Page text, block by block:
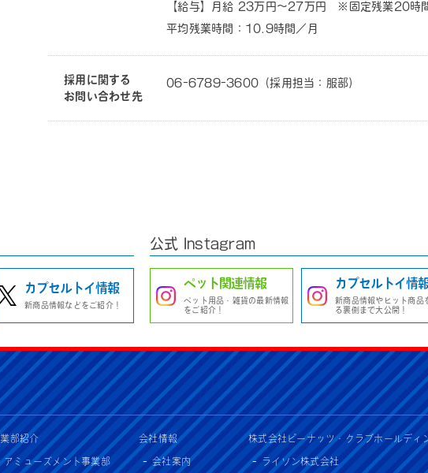
【給与】月給 23万円～27万円 ※固定残業20時
平均残業時間：10.9時間／月
採用に関する
お問い合わせ先
06-6789-3600（採用担当：服部）
カプセルトイ情報
新商品情報などをご紹介！
公式 Instagram
ペット関連情報
ペット用品・雑貨の最新情報
をご紹介！
カプセルトイ情
新商品情報やヒット商品
る裏側まで大公開！
部紹介
アミューズメント事業部
会社情報
会社案内
株式会社ピーナッツ・クラブホールディ
ライソン株式会社